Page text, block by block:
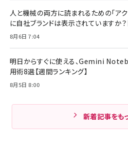
人と機械の両方に読まれるための「ア
に自社ブランドは表示されていますか
8月6日 7:04
明日からすぐに使える、Gemini
用術8選【週間ランキング】
8月5日 8:00
新着記事をも